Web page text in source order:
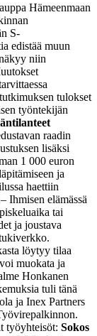
Hämeenmaan
S-
edistää muun
niin
tulokset
työntekijän
raadin
lisäksi
1 000 euron
ja
haettiin
– Ihmisen elämässä
tai
ja joustava
löytyy tilaa
muokata ja
Honkanen
tuli tänä
ja Inex Partners
työyhteisöt: Sokos